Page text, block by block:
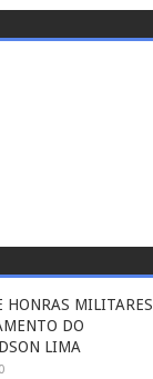
HONRAS MILITARES
DO
LIMA
0